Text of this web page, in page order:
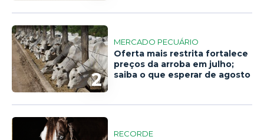
2
MERCADO PECUÁRIO
Oferta mais restrita fortalece
preços da arroba em julho;
saiba o que esperar de agosto
RECORDE